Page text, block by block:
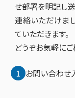
せ部署を明記し送
連絡いただけま
ていただきます。
どうぞお気軽にご
1 お問い合わせ